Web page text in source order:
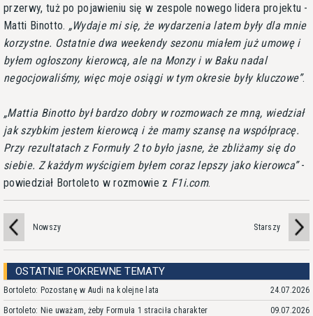
przerwy, tuż po pojawieniu się w zespole nowego lidera projektu -
Matti Binotto.
Wydaje mi się, że wydarzenia latem były dla mnie
korzystne. Ostatnie dwa weekendy sezonu miałem już umowę i
byłem ogłoszony kierowcą, ale na Monzy i w Baku nadal
negocjowaliśmy, więc moje osiągi w tym okresie były kluczowe .
Mattia Binotto był bardzo dobry w rozmowach ze mną, wiedział
jak szybkim jestem kierowcą i że mamy szansę na współpracę.
Przy rezultatach z Formuły 2 to było jasne, że zbliżamy się do
siebie. Z każdym wyścigiem byłem coraz lepszy jako kierowca -
powiedział Bortoleto w rozmowie z F1i.com.
Nowszy Starszy
OSTATNIE POKREWNE TEMATY
Bortoleto: Pozostanę w Audi na kolejne lata 24.07.2026
Bortoleto: Nie uważam, żeby Formuła 1 straciła charakter 09.07.2026